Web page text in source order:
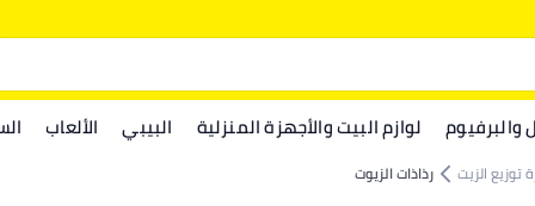
والبرفيوم لوازم البيت والأجهزة المنزلية البيبي الألعاب
توزيع الزيت رذاذات الزيوت